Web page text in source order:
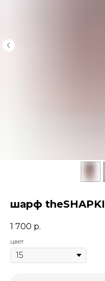
шарф theSHAPKI
1 700 р.
цвет